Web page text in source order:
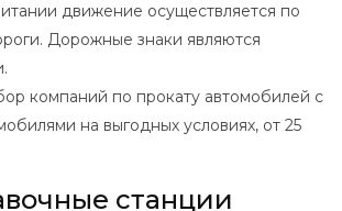
движение осуществляется по
Дорожные знаки являются
компаний по прокату автомобилей с
на выгодных условиях, от 25
станции